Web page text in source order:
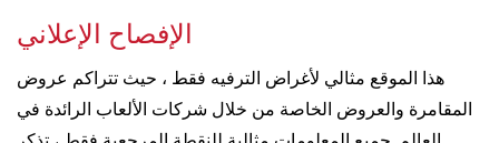
الإفصاح الإعلاني
هذا الموقع مثالي لأغراض الترفيه فقط ، حيث تتراكم عروض
المقامرة والعروض الخاصة من خلال شركات الألعاب الرائدة في